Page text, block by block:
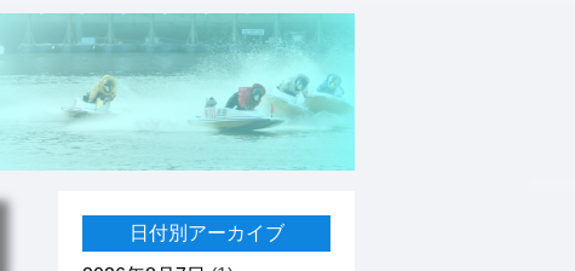
日付別アーカイブ